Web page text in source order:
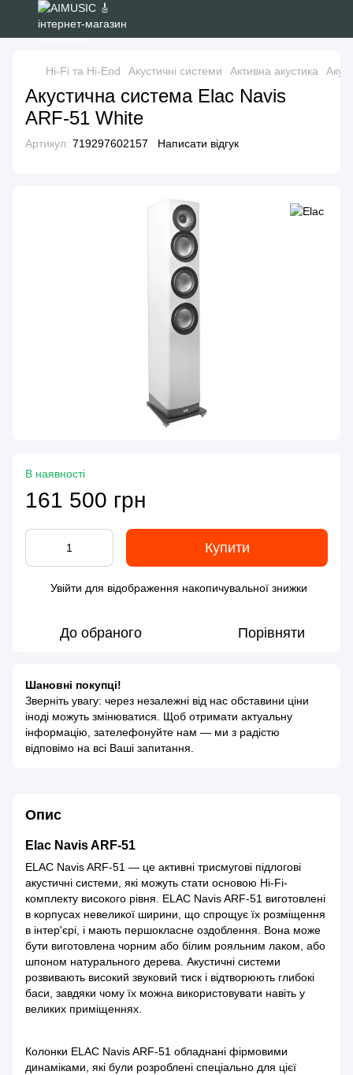
Hi-Fi та Hi-End Акустичні системи Активна акустика
Акустична система Elac Navis
ARF-51 White
Артикул: 719297602157 Написати відгук
В наявності
161 500 грн
Купити
Увійти для відображення накопичувальної знижки
До обраного Порівняти
Шановні покупці!
Зверніть увагу: через незалежні від нас обставини ціни
іноді можуть змінюватися. Щоб отримати актуальну
інформацію, зателефонуйте нам — ми з радістю
відповімо на всі Ваші запитання.
Опис
Elac Navis ARF-51
ELAC Navis ARF-51 — це активні трисмугові підлогові
акустичні системи, які можуть стати основою Hi-Fi-
комплекту високого рівня. ELAC Navis ARF-51 виготовлені
в корпусах невеликої ширини, що спрощує їх розміщення
в інтер'єрі, і мають першокласне оздоблення. Вона може
бути виготовлена чорним або білим рояльним лаком, або
шпоном натурального дерева. Акустичні системи
розвивають високий звуковий тиск і відтворюють глибокі
баси, завдяки чому їх можна використовувати навіть у
великих приміщеннях.
Колонки ELAC Navis ARF-51 обладнані фірмовими
динаміками, які були розроблені спеціально для цієї